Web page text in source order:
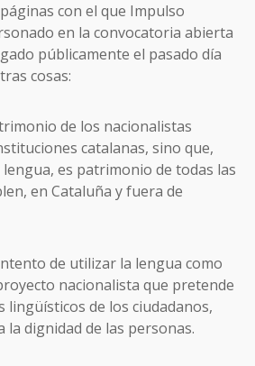
con el que Impulso
en la convocatoria abierta
públicamente el pasado día
cosas:
de los nacionalistas
catalanas, sino que,
es patrimonio de todas las
en Cataluña y fuera de
de utilizar la lengua como
nacionalista que pretende
lingüísticos de los ciudadanos,
dignidad de las personas.